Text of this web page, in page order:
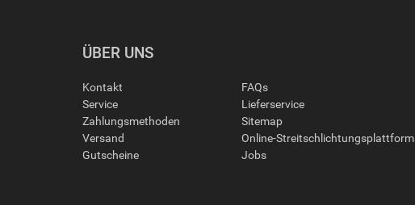
ÜBER UNS
Kontakt
Service
Zahlungsmethoden
Versand
Gutscheine
FAQs
Lieferservice
Sitemap
Online-Streitschlichtungsplattform
Jobs